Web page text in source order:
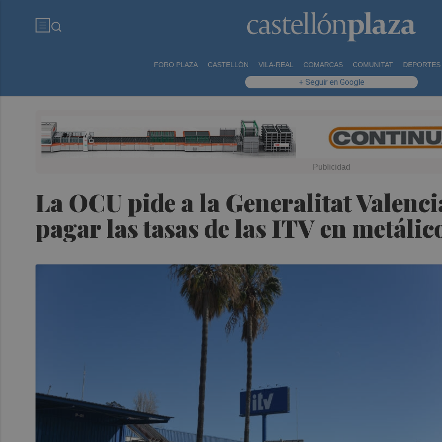
FORO PLAZA CASTELLÓN VILA-REAL COMARCAS COMUNITAT DEPORTES
+ Seguir en Google
La OCU pide a la Generalitat
pagar las tasas de las ITV en